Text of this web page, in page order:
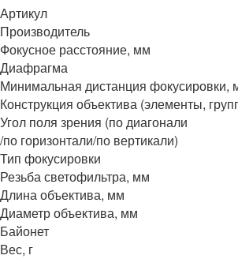
Артикул
Производитель
Фокусное расстояние, мм
Диафрагма
Минимальная дистанция фокусировки,
Конструкция объектива (элементы,
Угол поля зрения (по диагонали
/по горизонтали/по вертикали)
Тип фокусировки
Резьба светофильтра, мм
Длина объектива, мм
Диаметр объектива, мм
Байонет
Вес, г